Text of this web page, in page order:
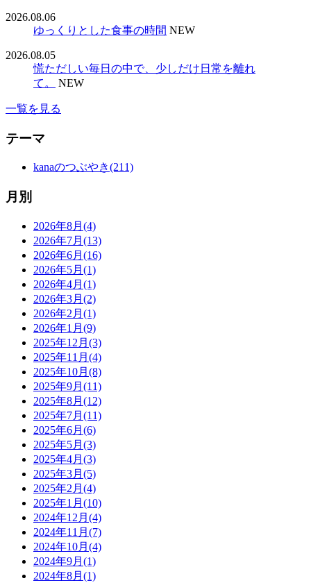
2026.08.06
ゆっくりとした食事の時間 NEW
2026.08.05
慌ただしい毎日の中で、少しだけ日常を離れ
て。
NEW
一覧を見る
テーマ
kanaのつぶやき(211)
月別
2026年8月(4)
2026年7月(13)
2026年6月(16)
2026年5月(1)
2026年4月(1)
2026年3月(2)
2026年2月(1)
2026年1月(9)
2025年12月(3)
2025年11月(4)
2025年10月(8)
2025年9月(11)
2025年8月(12)
2025年7月(11)
2025年6月(6)
2025年5月(3)
2025年4月(3)
2025年3月(5)
2025年2月(4)
2025年1月(10)
2024年12月(4)
2024年11月(7)
2024年10月(4)
2024年9月(1)
2024年8月(1)